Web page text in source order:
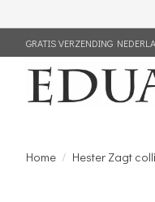
GRATIS VERZENDING
Home / Hester Zagt